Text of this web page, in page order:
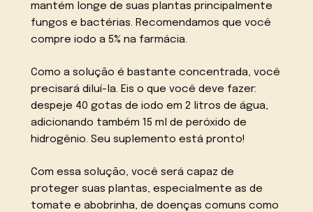
mantém longe de suas plantas principalmente
fungos e bactérias. Recomendamos que você
compre iodo a 5% na farmácia.
Como a solução é bastante concentrada, você
precisará diluí-la. Eis o que você deve fazer:
despeje 40 gotas de iodo em 2 litros de água,
adicionando também 15 ml de peróxido de
hidrogênio. Seu suplemento está pronto!
Com essa solução, você será capaz de
proteger suas plantas, especialmente as de
tomate e abobrinha, de doenças comuns como